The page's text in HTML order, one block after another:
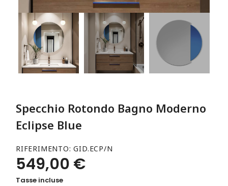
Specchio Rotondo Bagno Moderno
Eclipse Blue
RIFERIMENTO GID.ECP/N
549,00 €
Tasse incluse